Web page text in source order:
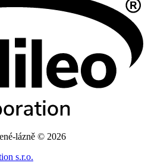
lázně © 2026
s.r.o.